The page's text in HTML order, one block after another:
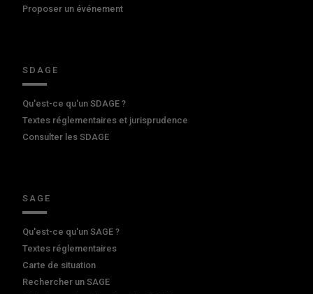
Proposer un événement
SDAGE
Qu'est-ce qu'un SDAGE ?
Textes réglementaires et jurisprudence
Consulter les SDAGE
SAGE
Qu'est-ce qu'un SAGE ?
Textes réglementaires
Carte de situation
Rechercher un SAGE